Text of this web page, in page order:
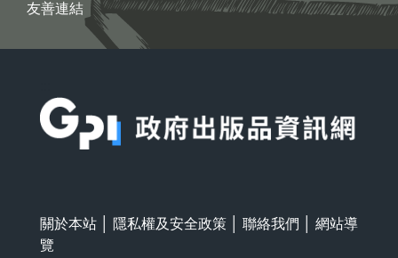
友善連結
關於本站 隱私權及安全政策 聯絡我們
網站導
覽